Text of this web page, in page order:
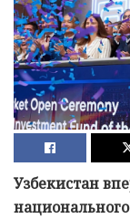
Узбекистан